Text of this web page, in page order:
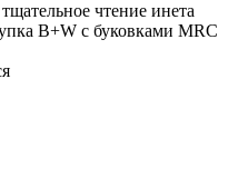
чтение инета
B+W с буковками MRC